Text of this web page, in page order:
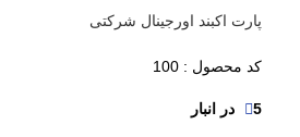
پارت اکبند اورجینال شرکتی
کد محصول : 100
5 در انبار